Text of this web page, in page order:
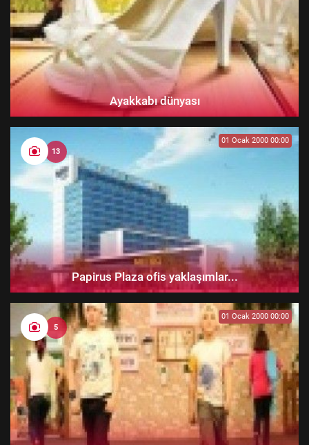
Ayakkabı dünyası
13
01 Ocak 2000 00:00
Papirus Plaza ofis yaklaşımlar...
5
01 Ocak 2000 00:00